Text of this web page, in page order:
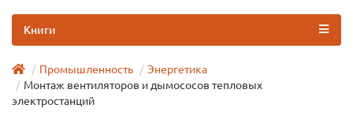
Книги
Промышленность
Энергетика
Монтаж вентиляторов и дымососов тепловых
электростанций